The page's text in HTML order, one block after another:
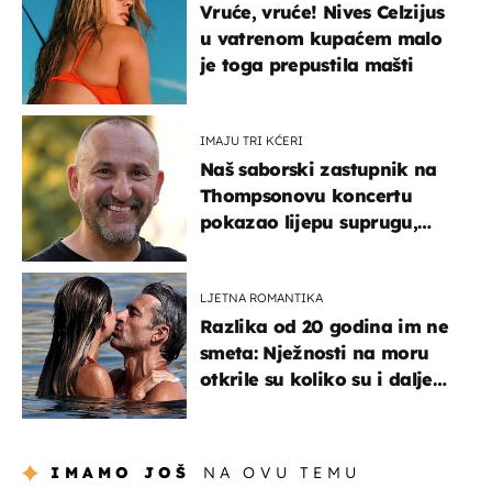
Vruće, vruće! Nives Celzijus
u vatrenom kupaćem malo
je toga prepustila mašti
IMAJU TRI KĆERI
Naš saborski zastupnik na
Thompsonovu koncertu
pokazao lijepu suprugu,
LJETNA ROMANTIKA
Razlika od 20 godina im ne
smeta: Nježnosti na moru
otkrile su koliko su i dalje
IMAMO JOŠ NA OVU TEMU